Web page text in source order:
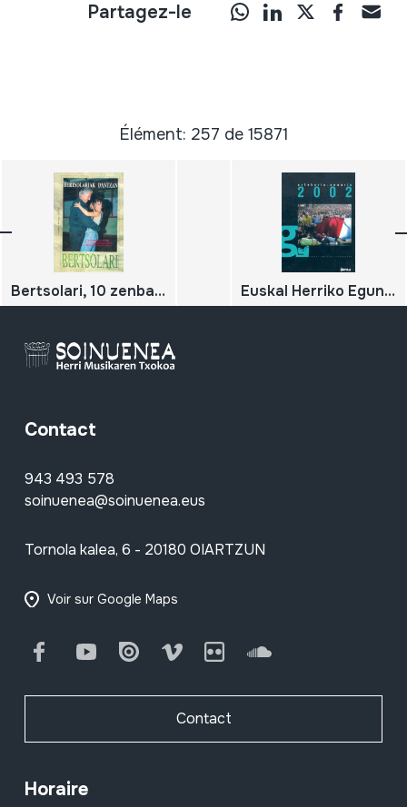
Partagez-le
Élément: 257 de 15871
Bertsolari, 10 zenbakia; Bertsolariak dantzan Euskal Herriko Egunkaria, Urtekaria; Anuario 2002
Contact
943 493 578
soinuenea@soinuenea.eus
Tornola kalea, 6 - 20180 OIARTZUN
Voir sur Google Maps
FacebookYoutube Issuu Vimeo Flickr SoundCloud
Contact
Horaire